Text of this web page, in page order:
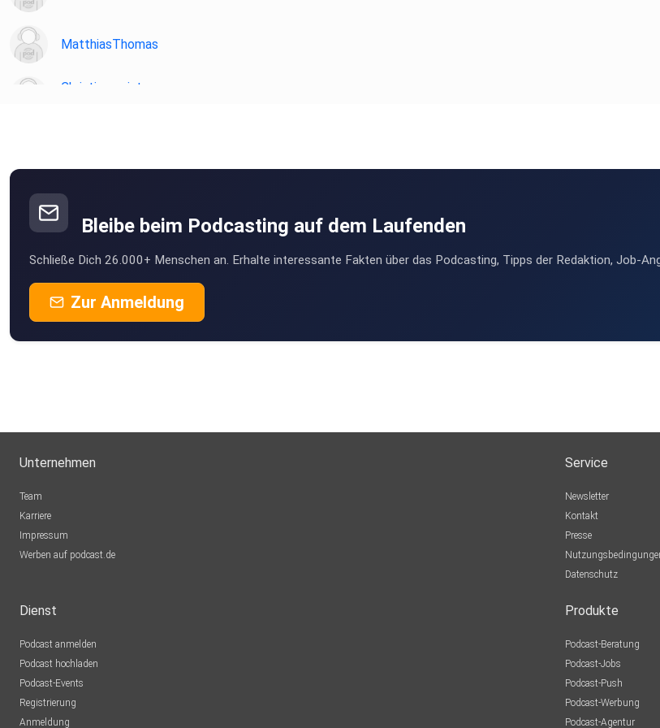
MatthiasThomas
Christianmeister
Listentroughyourride
Deutschland
Lujomey
oelde
Gumprecht
Bleibe beim Podcasting auf dem Laufenden
Schließe Dich 26.000+ Menschen an. Erhalte interessante Fakten über das Podcasting, Tipps der Redaktion, Job-
Zur Anmeldung
Unternehmen
Team
Karriere
Impressum
Werben auf podcast.de
Service
Newsletter
Kontakt
Presse
Datenschutz
Dienst
Podcast anmelden
Podcast hochladen
Podcast-Events
Registrierung
Anmeldung
Produkte
Podcast-Beratung
Podcast-Jobs
Podcast-Push
Podcast-Werbung
Podcast-Agentur